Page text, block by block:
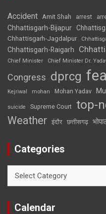
Accident Amit Shah arrest
Chhattisgarh-Bijapur
Chhattisgarh-Jagdalpur
Chhattisgarh-Raigarh
Chief Minister
Chief Minister Dr.
Congress dprcg
Kejriwal mohan Mohan Yadav
suicide Supreme Court top-
Weather इंदौर छत्तीसगढ़
Categories
Calendar